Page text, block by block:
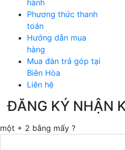
hành
Phương thức thanh
toán
Hướng dẫn mua
hàng
Mua đàn trả góp tại
Biên Hòa
Liên hệ
ĐĂNG KÝ NHẬN
một + 2 bằng mấy ?